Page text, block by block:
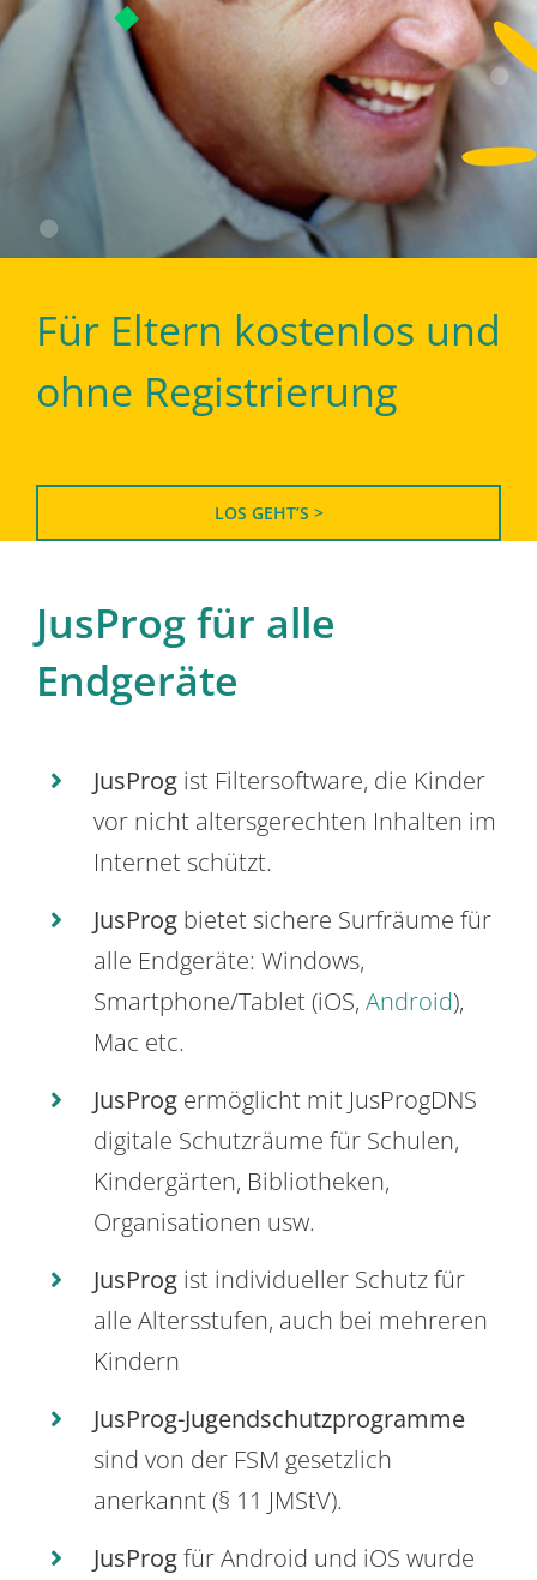
Für Eltern kostenlos und
ohne Registrierung
LOS GEHT’S >
JusProg für alle
Endgeräte
JusProg ist Filtersoftware, die Kinder
vor nicht altersgerechten Inhalten im
Internet schützt.
JusProg bietet sichere Surfräume für
alle Endgeräte: Windows,
Smartphone/Tablet (iOS, Android),
Mac etc.
JusProg ermöglicht mit JusProgDNS
digitale Schutzräume für Schulen,
Kindergärten, Bibliotheken,
Organisationen usw.
JusProg ist individueller Schutz für
alle Altersstufen, auch bei mehreren
Kindern
JusProg-Jugendschutzprogramme
sind von der FSM gesetzlich
anerkannt (§ 11 JMStV).
JusProgfür Android und iOS wurde